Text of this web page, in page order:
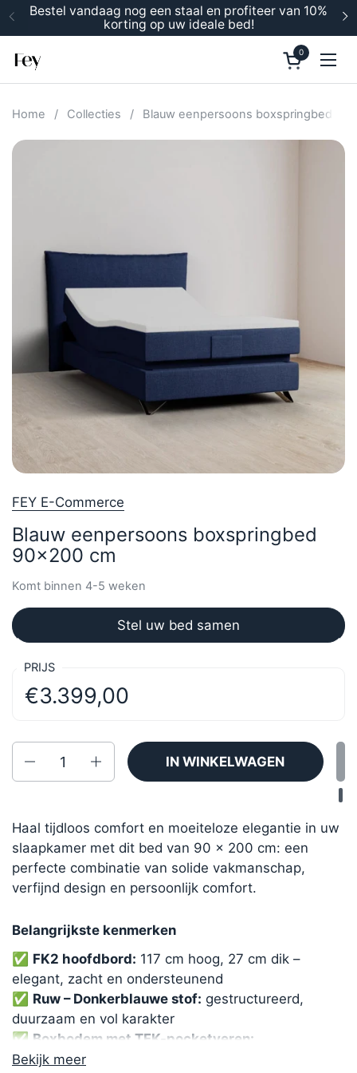
Ga naar content
Vorige
Bestel vandaag nog een staal en profiteer van 10%
korting op uw ideale bed!
0
Home / Collecties / Blauw eenpersoons boxspringbed
FEY E-Commerce
Blauw eenpersoons boxspringbed
90x200 cm
Komt binnen 4-5 weken
Stel uw bed samen
PRIJS
€3.399,00
IN WINKELWAGEN
Bekijk meer
Haal tijdloos comfort en moeiteloze elegantie in uw
slaapkamer met dit bed van 90 × 200 cm: een
perfecte combinatie van solide vakmanschap,
verfijnd design en persoonlijk comfort.
Belangrijkste kenmerken
✅ FK2 hoofdbord: 117 cm hoog, 27 cm dik –
elegant, zacht en ondersteunend
✅ Ruw – Donkerblauwe stof: gestructureerd,
duurzaam en vol karakter
✅ Boxbodem met TFK-pocketveren:
ondersteuning van onder tot boven